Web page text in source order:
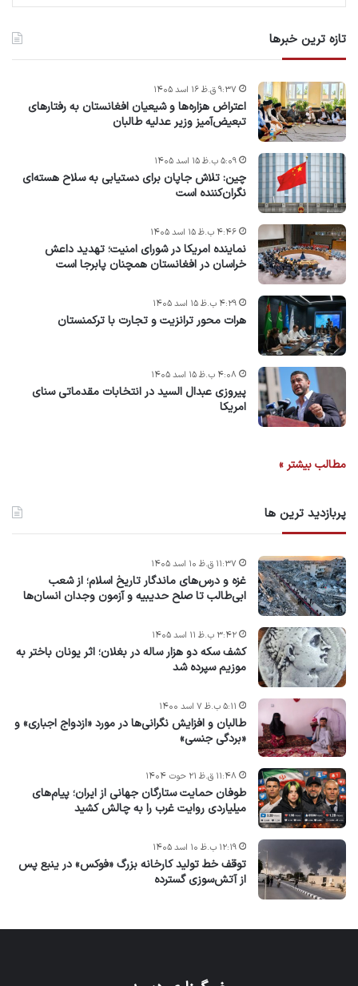
تازه ترین خبرها
اعتراض هزاره‌ها و شیعیان افغانستان به رفتارهای
تبعیض‌آمیز وزیر عدلیه طالبان
۹:۳۷ ق.ظ ۱۶ اسد ۱۴۰۵
چین: تلاش جاپان برای دستیابی به سلاح هسته‌ای
نگران‌کننده است
۵:۰۹ ب.ظ ۱۵ اسد ۱۴۰۵
نماینده امریکا در شورای امنیت؛ تهدید داعش
خراسان در افغانستان همچنان پابرجا است
۴:۴۶ ب.ظ ۱۵ اسد ۱۴۰۵
هرات محور ترانزیت و تجارت با ترکمنستان
۴:۲۹ ب.ظ ۱۵ اسد ۱۴۰۵
پیروزی عبدال السید در انتخابات مقدماتی سنای
امریکا
۴:۰۸ ب.ظ ۱۵ اسد ۱۴۰۵
مطالب بیشتر »
پربازدید ترین ها
غزه و درس‌های ماندگار تاریخ اسلام؛ از شعب
ابی‌طالب تا صلح حدیبیه و آزمون وجدان انسان‌ها
۱۱:۳۷ ق.ظ ۱۰ اسد ۱۴۰۵
کشف سکه دو هزار ساله در بغلان؛ اثر یونان باختر به
موزیم سپرده شد
۳:۴۲ ب.ظ ۱۱ اسد ۱۴۰۵
طالبان و افزایش نگرانی‌ها در مورد «ازدواج اجباری» و
«بردگی جنسی»
۵:۱۱ ب.ظ ۷ اسد ۱۴۰۰
طوفان حمایت ستارگان جهانی از ایران؛ پیام‌های
میلیاردی روایت غرب را به چالش کشید
۱۱:۴۸ ق.ظ ۲۱ حوت ۱۴۰۴
توقف خط تولید کارخانه بزرگ «فوکس» در ینبع پس
از آتش‌سوزی گسترده
۱۲:۱۹ ب.ظ ۱۰ اسد ۱۴۰۵